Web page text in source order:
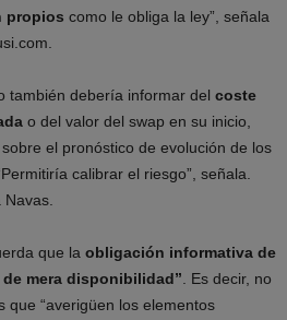
propios como le obliga la ley”, señala
también debería informar del coste
o del valor del swap en su inicio,
el pronóstico de evolución de los
calibrar el riesgo”, señala.
que la obligación informativa de
mera disponibilidad” . Es decir, no
que “averigüen los elementos